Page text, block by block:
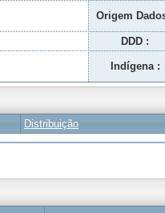
Origem
DDD :
Indígena :
Distribuição